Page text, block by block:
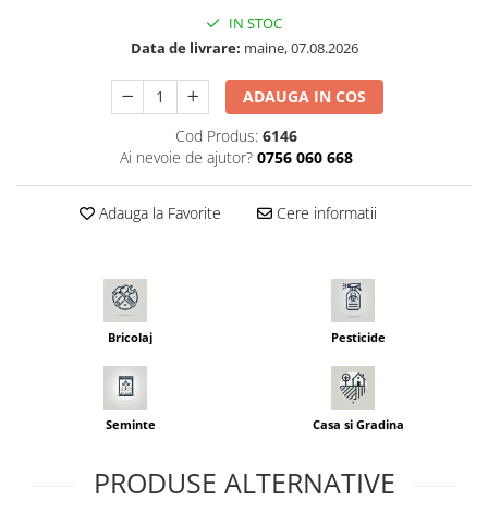
Seminte pastarnac
Seminte plante aromatice
Seminte salata
Seminte sfecla
Seminte telina
Seminte Vinete
Seminte zucchini
Seminte pentru germinare
Seminte trifoi
IN STOC
Data de livrare: maine, 07.08.2026
ADAUGA IN COS
Cod Produs: 6146
Ai nevoie de ajutor? 0756 060 668
Adauga la Favorite Cere informatii
Bricolaj Pesticide
Seminte Casa si Gradina
PRODUSE ALTERNATIVE